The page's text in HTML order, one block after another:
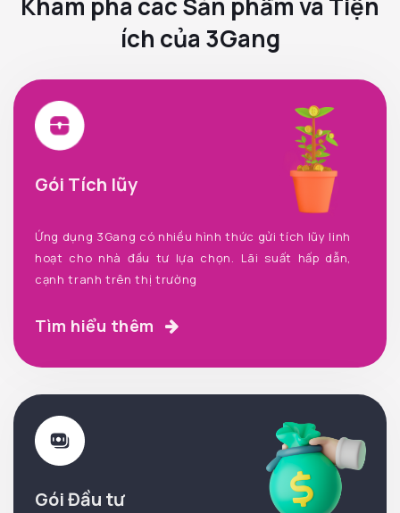
Khám phá các Sản phẩm và Tiện
ích của 3Gang
Gói Tích lũy
Ứng dụng 3Gang có nhiều hình thức gửi tích lũy linh
hoạt cho nhà đầu tư lựa chọn. Lãi suất hấp dẫn,
cạnh tranh trên thị trường
Tìm hiểu thêm
Gói Đầu tư